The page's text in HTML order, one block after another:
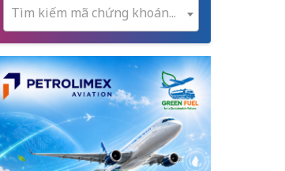
Tìm kiếm mã chứng khoán...